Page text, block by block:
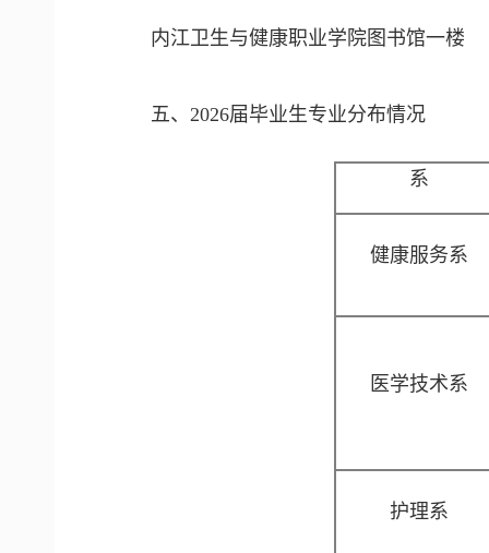
内江卫生与健康职业学院图书馆一楼
五、2026届毕业生专业分布情况
系
健康服务系
医学技术系
护理系